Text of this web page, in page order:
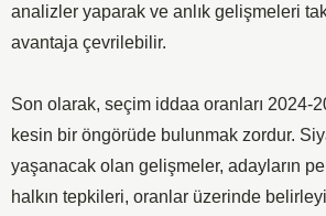
analizler yaparak ve anlık gelişmeleri
avantaja çevrilebilir.
Son olarak, seçim iddaa oranları 2024-
kesin bir öngörüde bulunmak zordur.
yaşanacak olan gelişmeler, adayların
halkın tepkileri, oranlar üzerinde